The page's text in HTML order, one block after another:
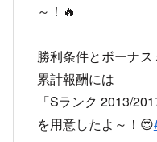
～！🔥
勝利条件とボーナス
累計報酬には
「Sランク 2013/
を用意したよ～！😍